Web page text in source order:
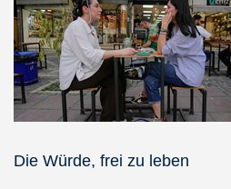
Die Würde, frei zu leben